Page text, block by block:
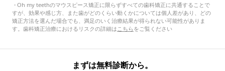
・Oh my teethのマウスピース矯正に限らずすべての歯科矯正に共通することで
すが、効果や感じ方、また歯がどのくらい動くかについては個人差があり、どの
矯正方法を選んだ場合でも、満足のいく治療結果が得られない可能性がありま
す。歯科矯正治療におけるリスクの詳細は こちらをご覧ください
まずは無料診断から。